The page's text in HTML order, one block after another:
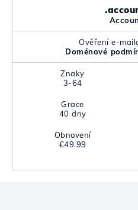
Ověření e-
Doménové
Znaky
3-64
Grace
40 dny
Obnovení
€49.99